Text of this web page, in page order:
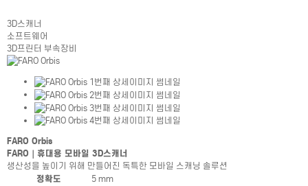
3D스캐너
소프트웨어
3D프린터 부속장비
FARO Orbis
FARO｜휴대용 모바일 3D스캐너
생산성을 높이기 위해 만들어진 독특한 모바일 스캐닝 솔루션
제품상세정보테이블
정확도 5 mm